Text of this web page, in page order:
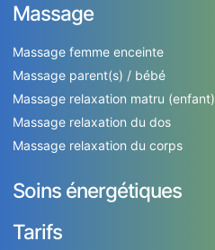
Massage
Massage femme enceinte
Massage parent(s) / bébé
Massage relaxation matru (enfant)
Massage relaxation du dos
Massage relaxation du corps
Soins énergétiques
Tarifs